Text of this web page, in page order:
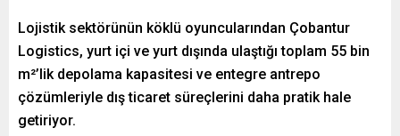
Lojistik sektörünün köklü oyuncularından Çobantur
Logistics, yurt içi ve yurt dışında ulaştığı toplam 55 bin
m²’lik depolama kapasitesi ve entegre antrepo
çözümleriyle dış ticaret süreçlerini daha pratik hale
getiriyor.